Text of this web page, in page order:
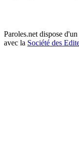
Paroles.net dispose
avec la Société des